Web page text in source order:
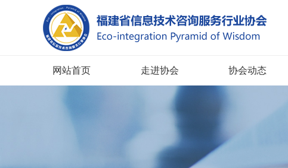
网站首页 走进协会 协会动态